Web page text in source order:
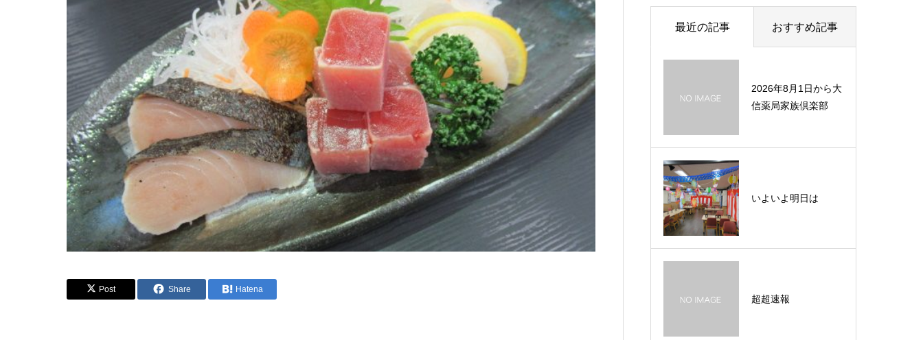
Post Share Hatena
最近の記事 おすすめ記事
2026年8月1日から大
信薬局家族倶楽部
いよいよ明日は
超超速報